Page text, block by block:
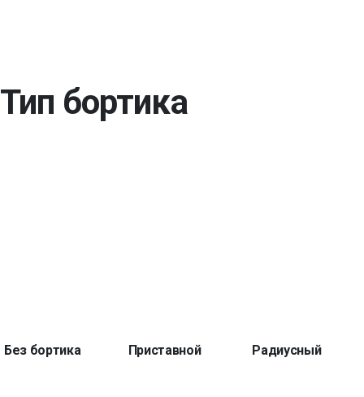
Тип бортика
Без бортика Приставной Радиусный